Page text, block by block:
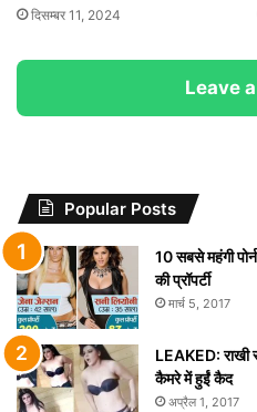
दिसम्बर 11, 2024
Leave
Popular Posts
10 सबसे महंगी
की प्रॉपर्टी
मार्च 5, 2017
LEAKED: राखी
कैमरे में हुईं कैद
अप्रैल 1, 2017